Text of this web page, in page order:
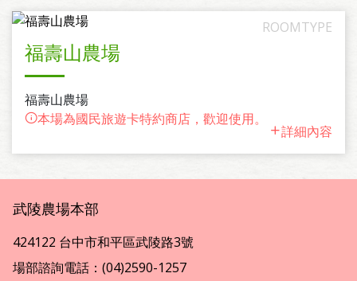
福壽山農場
福壽山農場
本場為國民旅遊卡特約商店，歡迎使用。
詳細內容
武陵農場本部
424122 台中市和平區武陵路3號
場部諮詢電話：(04)2590-1257